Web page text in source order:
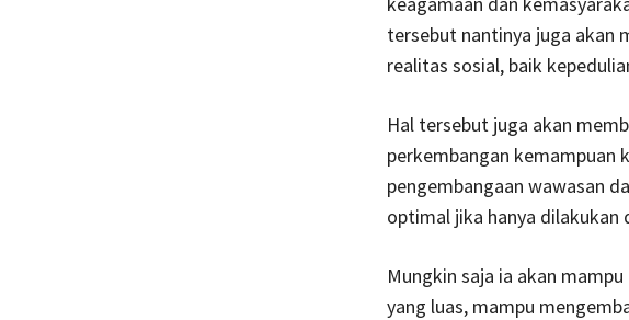
tersebut nantinya juga akan
realitas sosial, baik
Hal tersebut juga akan
perkembangan kemampuan
pengembangaan wawasan
optimal jika hanya dilakukan
Mungkin saja ia akan
yang luas, mampu